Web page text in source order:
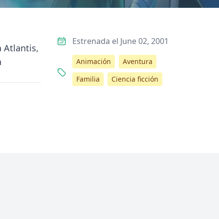
Atlantis,
Estrenada el June 02, 2001
Animación
Aventura
Familia
Ciencia ficción